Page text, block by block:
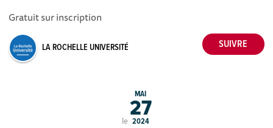
Gratuit sur inscription
LA ROCHELLE UNIVERSITÉ
le
MAI
27
2024